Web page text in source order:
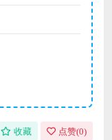
收藏 点赞(0)